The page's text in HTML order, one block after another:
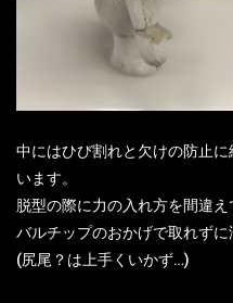
中にはひび割れと欠けの防止
います。
脱型の際に力の入れ方を間違え
バルチップのおかげで取れずに
(尻尾？は上手くいかず…)